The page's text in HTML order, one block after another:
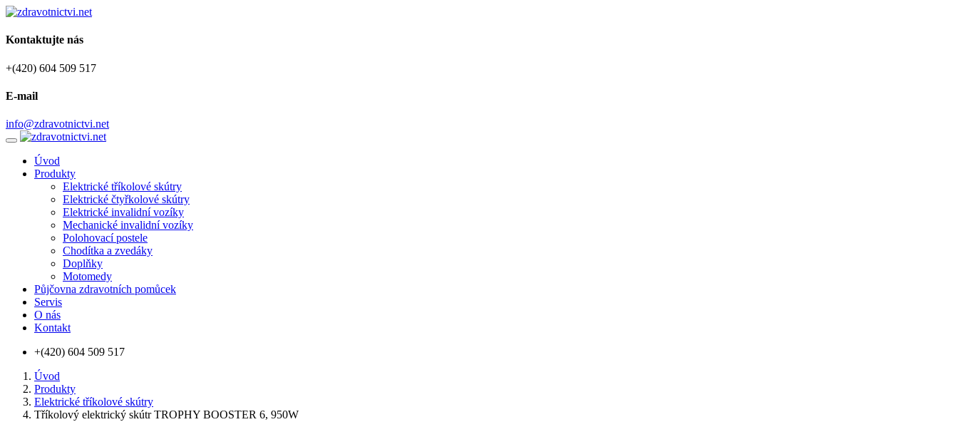
Kontaktujte nás
+(420) 604 509 517
E-mail
info@zdravotnictvi.net
Úvod
Produkty
Elektrické tříkolové skútry
Elektrické čtyřkolové skútry
Elektrické invalidní vozíky
Mechanické invalidní vozíky
Polohovací postele
Chodítka a zvedáky
Doplňky
Motomedy
Půjčovna zdravotních pomůcek
Servis
O nás
Kontakt
+(420) 604 509 517
Úvod
Produkty
Elektrické tříkolové skútry
Tříkolový elektrický skútr TROPHY BOOSTER 6, 950W